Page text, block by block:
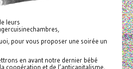
leurs
pour vous proposer une soirée un
en avant notre dernier bébé
coopération et de l’anticapitalisme,